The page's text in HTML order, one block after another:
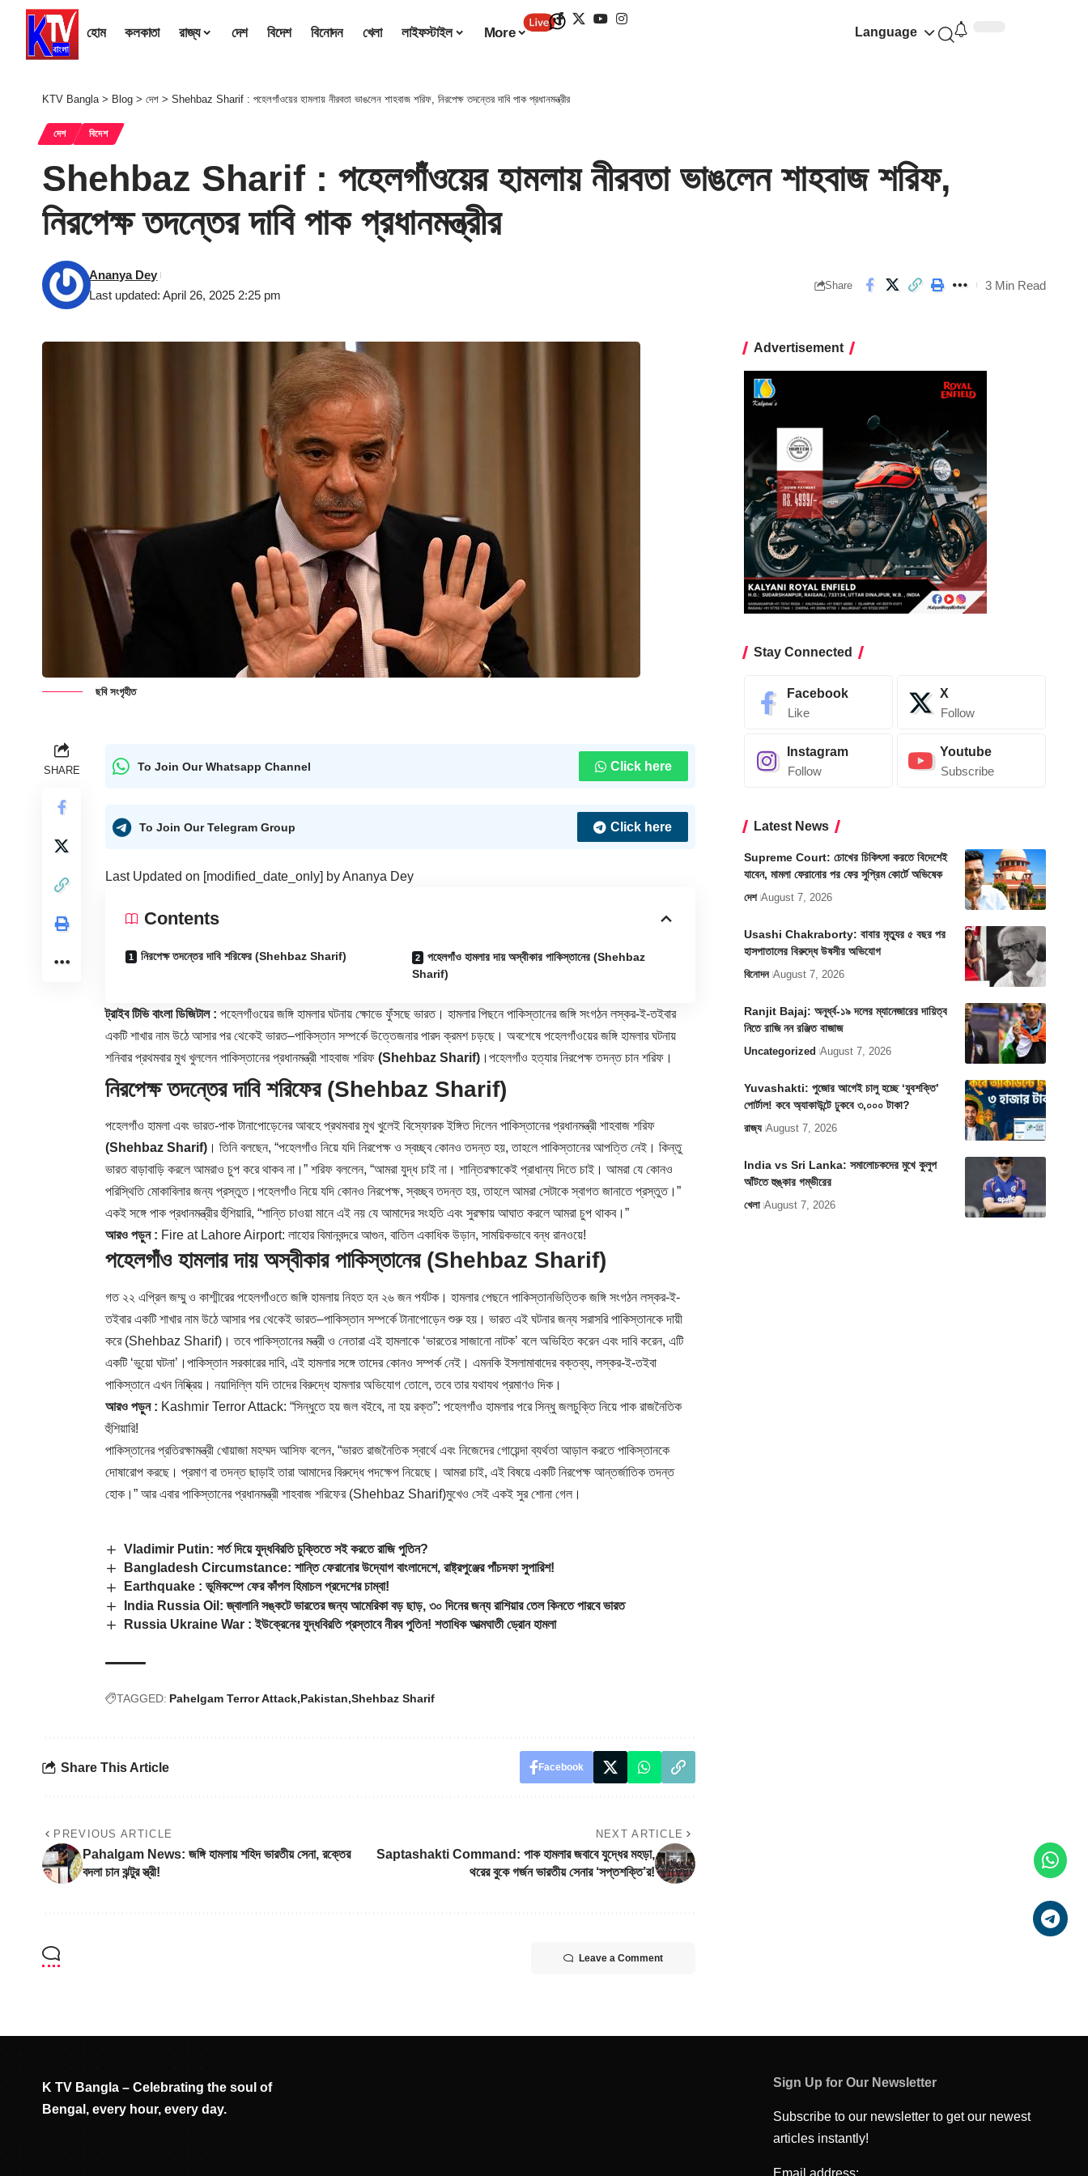
হোম কলকাতা রাজ্য দেশ বিদেশ বিনোদন খেলা লাইফস্টাইল More Language
KTV Bangla> Blog > দেশ > Shehbaz Sharif : পহেলগাঁওয়ের হামলায় নীরবতা ভাঙলেন শাহবাজ শরিফ, নিরপেক্ষ তদন্তের দাবি পাক প্রধানমন্ত্রীর
দেশ বিদেশ
Shehbaz Sharif : পহেলগাঁওয়ের হামলায় নীরবতা ভাঙলেন শাহবাজ শরিফ,
নিরপেক্ষ তদন্তের দাবি পাক প্রধানমন্ত্রীর
Last updated: April 26, 2025 2:25 pm
Ananya Dey
Share 3 Min Read
ছবি সংগৃহীত
SHARE To Join Our Whatsapp Channel Click here
To Join Our Telegram Group Click here
Last Updated on [modified_date_only] byAnanya Dey
Contents
নিরপেক্ষ তদন্তের দাবি শরিফের (Shehbaz Sharif)
পহেলগাঁও হামলার দায় অস্বীকার পাকিস্তানের (Shehbaz
Sharif)
ট্রাইব টিভি বাংলা ডিজিটাল : পহেলগাঁওয়ের জঙ্গি হামলার ঘটনায় ক্ষোভে ফুঁসছে ভারত। হামলার পিছনে পাকিস্তানের জঙ্গি সংগঠন লস্কর-ই-তইবার
একটি শাখার নাম উঠে আসার পর থেকেই ভারত–পাকিস্তান সম্পর্কে উত্তেজনার পারদ ক্রমশ চড়ছে। অবশেষে পহেলগাঁওয়ের জঙ্গি হামলার ঘটনায়
শনিবার প্রথমবার মুখ খুললেন পাকিস্তানের প্রধানমন্ত্রী শাহবাজ শরিফ (Shehbaz Sharif) ।পহেলগাঁও হত্যার নিরপেক্ষ তদন্ত চান শরিফ।
নিরপেক্ষ তদন্তের দাবি শরিফের (Shehbaz Sharif)
পহেলগাঁও হামলা এবং ভারত-পাক টানাপোড়েনের আবহে প্রথমবার মুখ খুলেই বিস্ফোরক ইঙ্গিত দিলেন পাকিস্তানের প্রধানমন্ত্রী শাহবাজ শরিফ
(Shehbaz Sharif) । তিনি বলছেন, “পহেলগাঁও নিয়ে যদি নিরপেক্ষ ও স্বচ্ছ্ব কোনও তদন্ত হয়, তাহলে পাকিস্তানের আপত্তি নেই। কিন্তু
ভারত বাড়াবাড়ি করলে আমরাও চুপ করে থাকব না।” শরিফ বললেন, “আমরা যুদ্ধ চাই না। শান্তিরক্ষাকেই প্রাধান্য দিতে চাই। আমরা যে কোনও
পরিস্থিতি মোকাবিলার জন্য প্রস্তুত।পহেলগাঁও নিয়ে যদি কোনও নিরপেক্ষ, স্বচ্ছ্ব তদন্ত হয়, তাহলে আমরা সেটাকে স্বাগত জানাতে প্রস্তুত।”
একই সঙ্গে পাক প্রধানমন্ত্রীর হুঁশিয়ারি, “শান্তি চাওয়া মানে এই নয় যে আমাদের সংহতি এবং সুরক্ষায় আঘাত করলে আমরা চুপ থাকব।”
আরও পড়ুন : Fire at Lahore Airport: লাহোর বিমানবন্দরে আগুন, বাতিল একাধিক উড়ান, সাময়িকভাবে বন্ধ রানওয়ে!
পহেলগাঁও হামলার দায় অস্বীকার পাকিস্তানের (Shehbaz Sharif)
গত ২২ এপ্রিল জম্মু ও কাশ্মীরের পহেলগাঁওতে জঙ্গি হামলায় নিহত হন ২৬ জন পর্যটক। হামলার পেছনে পাকিস্তানভিত্তিক জঙ্গি সংগঠন লস্কর-ই-
তইবার একটি শাখার নাম উঠে আসার পর থেকেই ভারত–পাকিস্তান সম্পর্কে টানাপোড়েন শুরু হয়। ভারত এই ঘটনার জন্য সরাসরি পাকিস্তানকে দায়ী
করে (Shehbaz Sharif) । তবে পাকিস্তানের মন্ত্রী ও নেতারা এই হামলাকে ‘ভারতের সাজানো নাটক’ বলে অভিহিত করেন এবং দাবি করেন, এটি
একটি ‘ভুয়ো ঘটনা’।পাকিস্তান সরকারের দাবি, এই হামলার সঙ্গে তাদের কোনও সম্পর্ক নেই। এমনকি ইসলামাবাদের বক্তব্য, লস্কর-ই-তইবা
পাকিস্তানে এখন নিষ্ক্রিয়। নয়াদিল্লি যদি তাদের বিরুদ্ধে হামলার অভিযোগ তোলে, তবে তার যথাযথ প্রমাণও দিক।
আরও পড়ুন : Kashmir Terror Attack: “সিন্ধুতে হয় জল বইবে, না হয় রক্ত”: পহেলগাঁও হামলার পরে সিন্ধু জলচুক্তি নিয়ে পাক রাজনৈতিক
হুঁশিয়ারি!
পাকিস্তানের প্রতিরক্ষামন্ত্রী খোয়াজা মহম্মদ আসিফ বলেন, “ভারত রাজনৈতিক স্বার্থে এবং নিজেদের গোয়েন্দা ব্যর্থতা আড়াল করতে পাকিস্তানকে
দোষারোপ করছে। প্রমাণ বা তদন্ত ছাড়াই তারা আমাদের বিরুদ্ধে পদক্ষেপ নিয়েছে। আমরা চাই, এই বিষয়ে একটি নিরপেক্ষ আন্তর্জাতিক তদন্ত
হোক।” আর এবার পাকিস্তানের প্রধানমন্ত্রী শাহবাজ শরিফের (Shehbaz Sharif)মুখেও সেই একই সুর শোনা গেল।
Vladimir Putin: শর্ত দিয়ে যুদ্ধবিরতি চুক্তিতে সই করতে রাজি পুতিন?
Bangladesh Circumstance: শান্তি ফেরানোর উদ্যোগ বাংলাদেশে, রাষ্ট্রপুঞ্জের পাঁচদফা সুপারিশ!
Earthquake : ভূমিকম্পে ফের কাঁপল হিমাচল প্রদেশের চাম্বা!
India Russia Oil: জ্বালানি সঙ্কটে ভারতের জন্য আমেরিকা বড় ছাড়, ৩০ দিনের জন্য রাশিয়ার তেল কিনতে পারবে ভারত
Russia Ukraine War : ইউক্রেনের যুদ্ধবিরতি প্রস্তাবে নীরব পুতিন! শতাধিক আত্মঘাতী ড্রোন হামলা
TAGGED: Pahelgam Terror Attack Pakistan Shehbaz Sharif
Share This Article Facebook
PREVIOUS ARTICLE
Pahalgam News: জঙ্গি হামলায় শহিদ ভারতীয় সেনা, রক্তের
বদলা চান ঝন্টুর স্ত্রী!
NEXT ARTICLE
Saptashakti Command: পাক হামলার জবাবে যুদ্ধের মহড়া,
থরের বুকে গর্জন ভারতীয় সেনার ‘সপ্তশক্তি’র!
Leave a Comment
Advertisement
Stay Connected
Facebook
Like
X
Follow
Instagram
Follow
Youtube
Subscribe
Latest News
Supreme Court: চোখের চিকিৎসা করতে বিদেশেই
যাবেন, মামলা ফেরানোর পর ফের সুপ্রিম কোর্টে অভিষেক
দেশ August 7, 2026
Usashi Chakraborty: বাবার মৃত্যুর ৫ বছর পর
হাসপাতালের বিরুদ্ধে উষসীর অভিযোগ
বিনোদন August 7, 2026
Ranjit Bajaj: অনূর্ধ্ব-১৯ দলের ম্যানেজারের দায়িত্ব
নিতে রাজি নন রঞ্জিত বাজাজ
Uncategorized August 7, 2026
Yuvashakti: পুজোর আগেই চালু হচ্ছে ‘যুবশক্তি’
পোর্টাল! কবে অ্যাকাউন্টে ঢুকবে ৩,০০০ টাকা?
রাজ্য August 7, 2026
India vs Sri Lanka: সমালোচকদের মুখে কুলুপ
আঁটতে হুঙ্কার গম্ভীরের
খেলা August 7, 2026
K TV Bangla – Celebrating the soul of
Bengal, every hour, every day.
Sign Up for Our Newsletter
Subscribe to our newsletter to get our newest
articles instantly!